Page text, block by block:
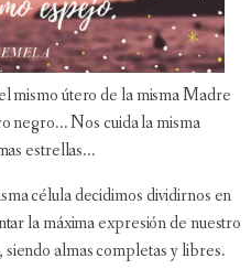
mismo útero de la misma Madre
negro... Nos cuida la misma
estrellas...
célula decidimos dividirnos en
la máxima expresión de nuestro
almas completas y libres.